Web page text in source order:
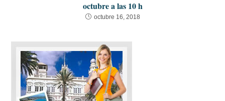
octubre a las 10 h
octubre 16, 2018